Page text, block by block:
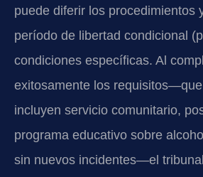
puede diferir los procedimientos
período de libertad condicional
condiciones específicas. Al
exitosamente los
incluyen servicio comunitario,
programa educativo sobre
sin nuevos incidentes—el